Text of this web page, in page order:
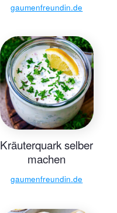
gaumenfreundin.de
Kräuterquark selber
machen
gaumenfreundin.de